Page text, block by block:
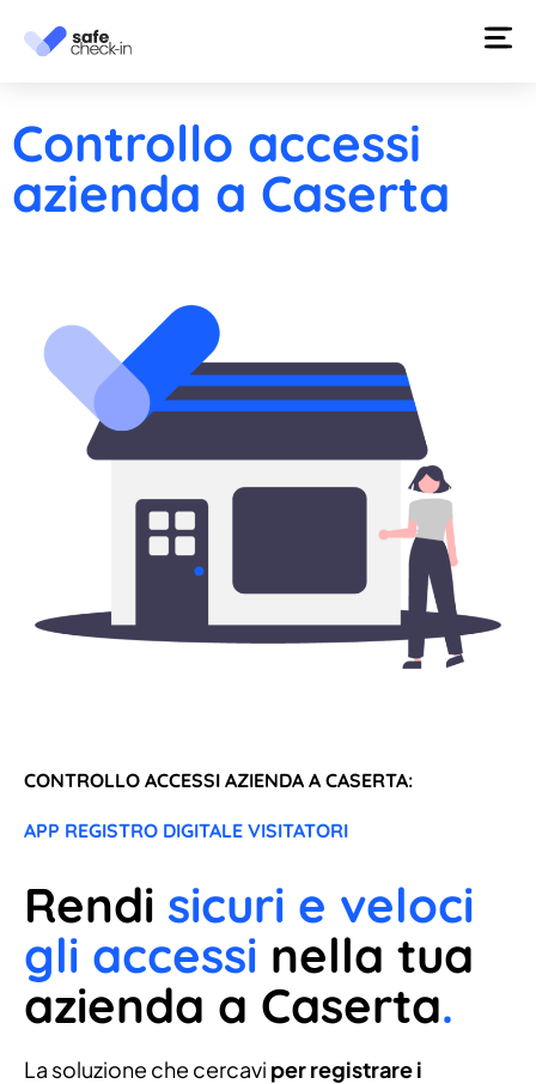
Controllo accessi
azienda a Caserta
CONTROLLO ACCESSI AZIENDA A CASERTA:
APP REGISTRO DIGITALE VISITATORI
Rendi sicuri e veloci
gli accessi nella tua
azienda a Caserta.
La soluzione che cercavi per registrare i